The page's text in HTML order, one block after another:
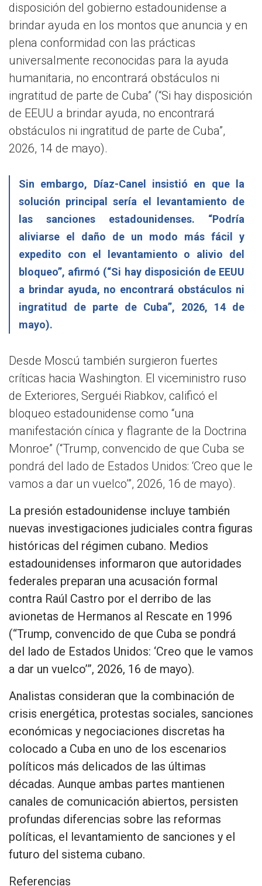
disposición del gobierno estadounidense a
brindar ayuda en los montos que anuncia y en
plena conformidad con las prácticas
universalmente reconocidas para la ayuda
humanitaria, no encontrará obstáculos ni
ingratitud de parte de Cuba” (“Si hay disposición
de EEUU a brindar ayuda, no encontrará
obstáculos ni ingratitud de parte de Cuba”,
2026, 14 de mayo).
Sin embargo, Díaz-Canel insistió en que la
solución principal sería el levantamiento de
las sanciones estadounidenses. “Podría
aliviarse el daño de un modo más fácil y
expedito con el levantamiento o alivio del
bloqueo”, afirmó (“Si hay disposición de EEUU
a brindar ayuda, no encontrará obstáculos ni
ingratitud de parte de Cuba”, 2026, 14 de
mayo).
Desde Moscú también surgieron fuertes
críticas hacia Washington. El viceministro ruso
de Exteriores, Serguéi Riabkov, calificó el
bloqueo estadounidense como “una
manifestación cínica y flagrante de la Doctrina
Monroe” (“Trump, convencido de que Cuba se
pondrá del lado de Estados Unidos: ‘Creo que le
vamos a dar un vuelco’”, 2026, 16 de mayo).
La presión estadounidense incluye también
nuevas investigaciones judiciales contra figuras
históricas del régimen cubano. Medios
estadounidenses informaron que autoridades
federales preparan una acusación formal
contra Raúl Castro por el derribo de las
avionetas de Hermanos al Rescate en 1996
(“Trump, convencido de que Cuba se pondrá
del lado de Estados Unidos: ‘Creo que le vamos
a dar un vuelco’”, 2026, 16 de mayo).
Analistas consideran que la combinación de
crisis energética, protestas sociales, sanciones
económicas y negociaciones discretas ha
colocado a Cuba en uno de los escenarios
políticos más delicados de las últimas
décadas. Aunque ambas partes mantienen
canales de comunicación abiertos, persisten
profundas diferencias sobre las reformas
políticas, el levantamiento de sanciones y el
futuro del sistema cubano.
Referencias